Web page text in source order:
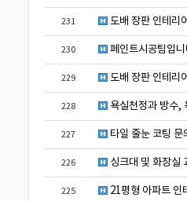
231 도배 장판 인테리
230 페인트시공팀입
229 도배 장판 인테리
228 욕실천정과 방수,
227 타일 줄눈 코팅 문
226 싱크대 및 화장실
225 21평형 아파트 인